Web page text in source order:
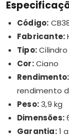
Código:
Fabricante:
Tipo:
Cor:Ciano
Rendimento:
rendimento
Peso:3,9 kg
Dimensões:
Garantia:1